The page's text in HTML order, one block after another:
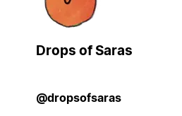
Drops of Saras
@dropsofsaras